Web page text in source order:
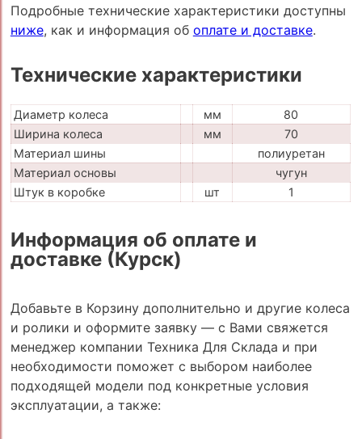
Подробные технические характеристики доступны
ниже, как и информация об оплате и доставке.
Технические характеристики
Диаметр колеса мм
80
Ширина колеса
мм
70
Материал шины
полиуретан
Материал основы
чугун
Штук в коробке
шт 1
Информация об оплате и
доставке (Курск)
Добавьте в Корзину дополнительно и другие колеса
и ролики и оформите заявку — с Вами свяжется
менеджер компании Техника Для Склада и при
необходимости поможет с выбором наиболее
подходящей модели под конкретные условия
эксплуатации, а также: